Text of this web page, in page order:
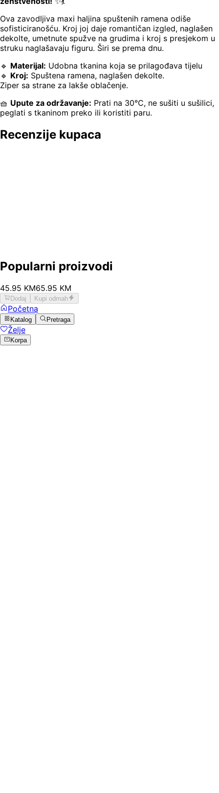
Ova zavodljiva maxi haljina spuštenih ramena odiše
sofisticiranošću. Kroj joj daje romantičan izgled, naglašen
dekolte, umetnute spužve na grudima i kroj s presjekom u
struku naglašavaju figuru. Širi se prema dnu.
🔹 Materijal: Udobna tkanina koja se prilagođava tijelu
🔹 Kroj: Spuštena ramena, naglašen dekolte.
Ziper sa strane za lakše oblačenje.
🧺 Upute za održavanje: Prati na 30°C, ne sušiti u sušilici,
peglati s tkaninom preko ili koristiti paru.
Recenzije kupaca
Popularni proizvodi
45.95 KM65.95 KM
Dodaj Kupi odmah
Početna
Katalog Pretraga
Želje
Korpa